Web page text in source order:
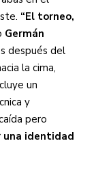
“El torneo,
Germán
después del
la cima,
un
y
pero
una identidad